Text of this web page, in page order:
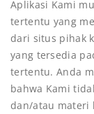
Aplikasi Kami
tertentu yang
dari situs pihak
yang tersedia
tertentu. Anda
bahwa Kami
dan/atau materi